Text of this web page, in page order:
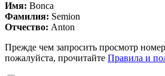
Имя: Bonca
Фамилия: Semion
Отчество: Anton
Прежде чем запросить просмотр
пожалуйста, прочитайте Правила и